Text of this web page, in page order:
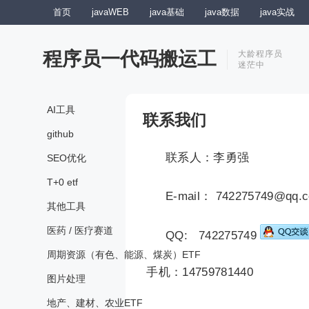
首页 javaWEB java基础 java数据 java实战
程序员一代码搬运工
大龄程序员
迷茫中
AI工具
github
SEO优化
T+0 etf
其他工具
医药 / 医疗赛道
周期资源（有色、能源、煤炭）ETF
图片处理
地产、建材、农业ETF
联系我们
联系人：李勇强
E-mail：
QQ: 742275749
手机：14759781440